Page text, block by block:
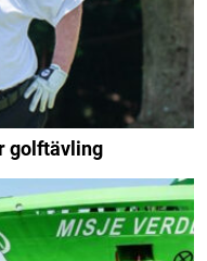
golftävling